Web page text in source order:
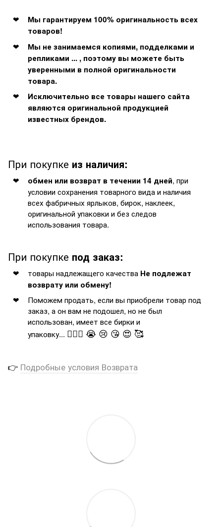
Мы гарантируем 100% оригинальность всех
товаров!
Мы не занимаемся копиями, подделками и
репликами ... , поэтому вы можете быть
уверенными в полной оригинальности
товара.
Исключительно все товары нашего сайта
являются оригинальной продукцией
известных брендов.
При покупке из наличия:
обмен или возврат в течении 14 дней, при
условии сохранения товарного вида и наличия
всех фабричных ярлыков, бирок, наклеек,
оригинальной упаковки и без следов
использования товара.
При покупке под заказ:
товары надлежащего качества Не подлежат
возврату или обмену!
Поможем продать, если вы приобрели товар под
заказ, а он вам не подошел, но не был
использован, имеет все бирки и
упаковку... 🤦🏻‍♂️ 😭 😢 😘 😍 🥰
👉 Подробные условия Возврата